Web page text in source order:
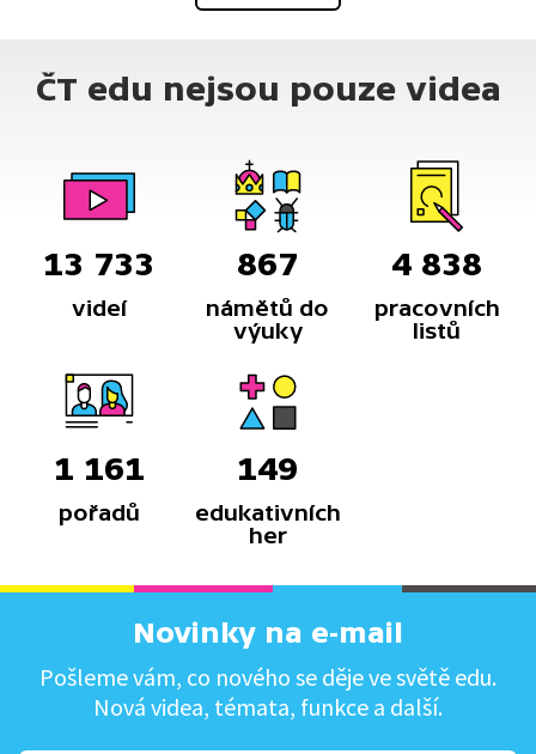
ČT edu nejsou pouze videa
13 733
videí
867
námětů do
výuky
4 838
pracovních
listů
1 161
pořadů
149
edukativních
her
Novinky na e-mail
Pošleme vám, co nového se děje ve světě edu.
Nová videa, témata, funkce a další.